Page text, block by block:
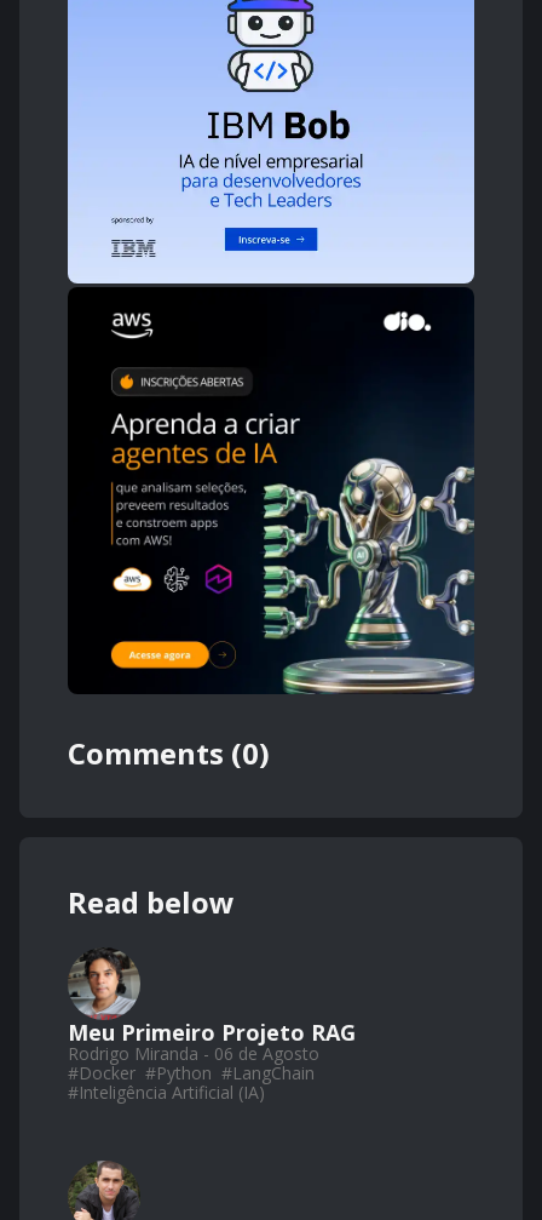
Comments (0)
Read below
Meu Primeiro Projeto RAG
Rodrigo Miranda - 06 de Agosto
#Docker #Python #LangChain
#Inteligência Artificial (IA)